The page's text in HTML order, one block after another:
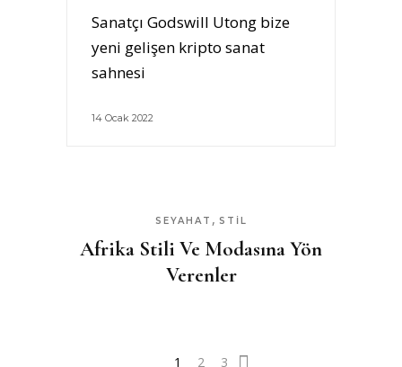
Sanatçı Godswill Utong bize
yeni gelişen kripto sanat
sahnesi
14 Ocak 2022
SEYAHAT , STIL
Afrika Stili Ve Modasına Yön
Verenler
1 2 3